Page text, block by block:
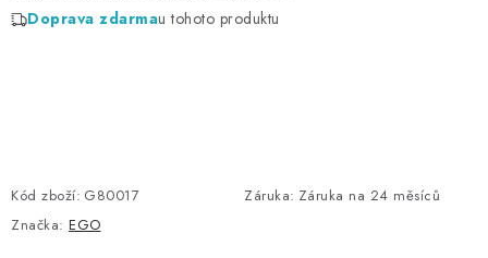
Doprava zdarmau tohoto produktu
Kód zboží: G80017 Záruka: Záruka na 24 měsíců
Značka: EGO